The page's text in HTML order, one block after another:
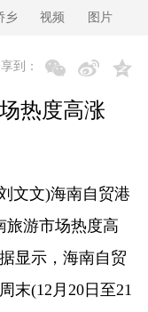
乡 视频 图片
到：
热度高涨
文文)海南自贸港
旅游市场热度高
显示，海南自贸
末(12月20日至21